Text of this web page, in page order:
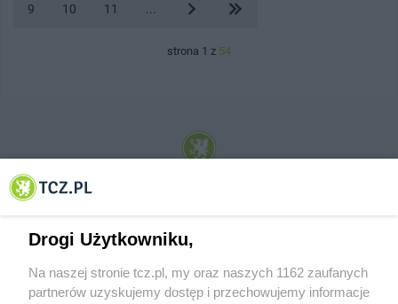
9 10 11
strona 1 z 54
© 2001-2026 Tczew - TCZ.PL Sp. z o.o. Internetowy Serwis Informacyjny Miasta
Drogi Użytkowniku,
Na naszej stronie tcz.pl, my oraz naszych 1162 zaufanych
partnerów uzyskujemy dostęp i przechowujemy informacje